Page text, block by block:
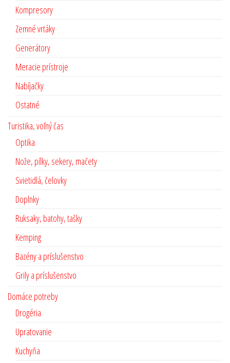
Kompresory
Zemné vrtáky
Generátory
Meracie prístroje
Nabíjačky
Ostatné
Turistika, voľný čas
Optika
Nože, pílky, sekery, mačety
Svietidlá, čelovky
Doplnky
Ruksaky, batohy, tašky
Kemping
Bazény a príslušenstvo
Grily a príslušenstvo
Domáce potreby
Drogéria
Upratovanie
Kuchyňa